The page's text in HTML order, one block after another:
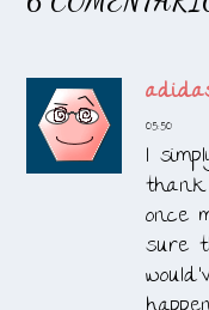
05:50
I
once
sure